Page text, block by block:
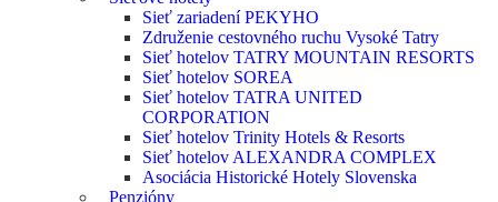
Sieť zariadení PEKYHO
Združenie cestovného ruchu Vysoké Tatry
Sieť hotelov TATRY MOUNTAIN RESORTS
Sieť hotelov SOREA
Sieť hotelov TATRA UNITED
CORPORATION
Sieť hotelov Trinity Hotels & Resorts
Sieť hotelov ALEXANDRA COMPLEX
Asociácia Historické Hotely Slovenska
Penzióny